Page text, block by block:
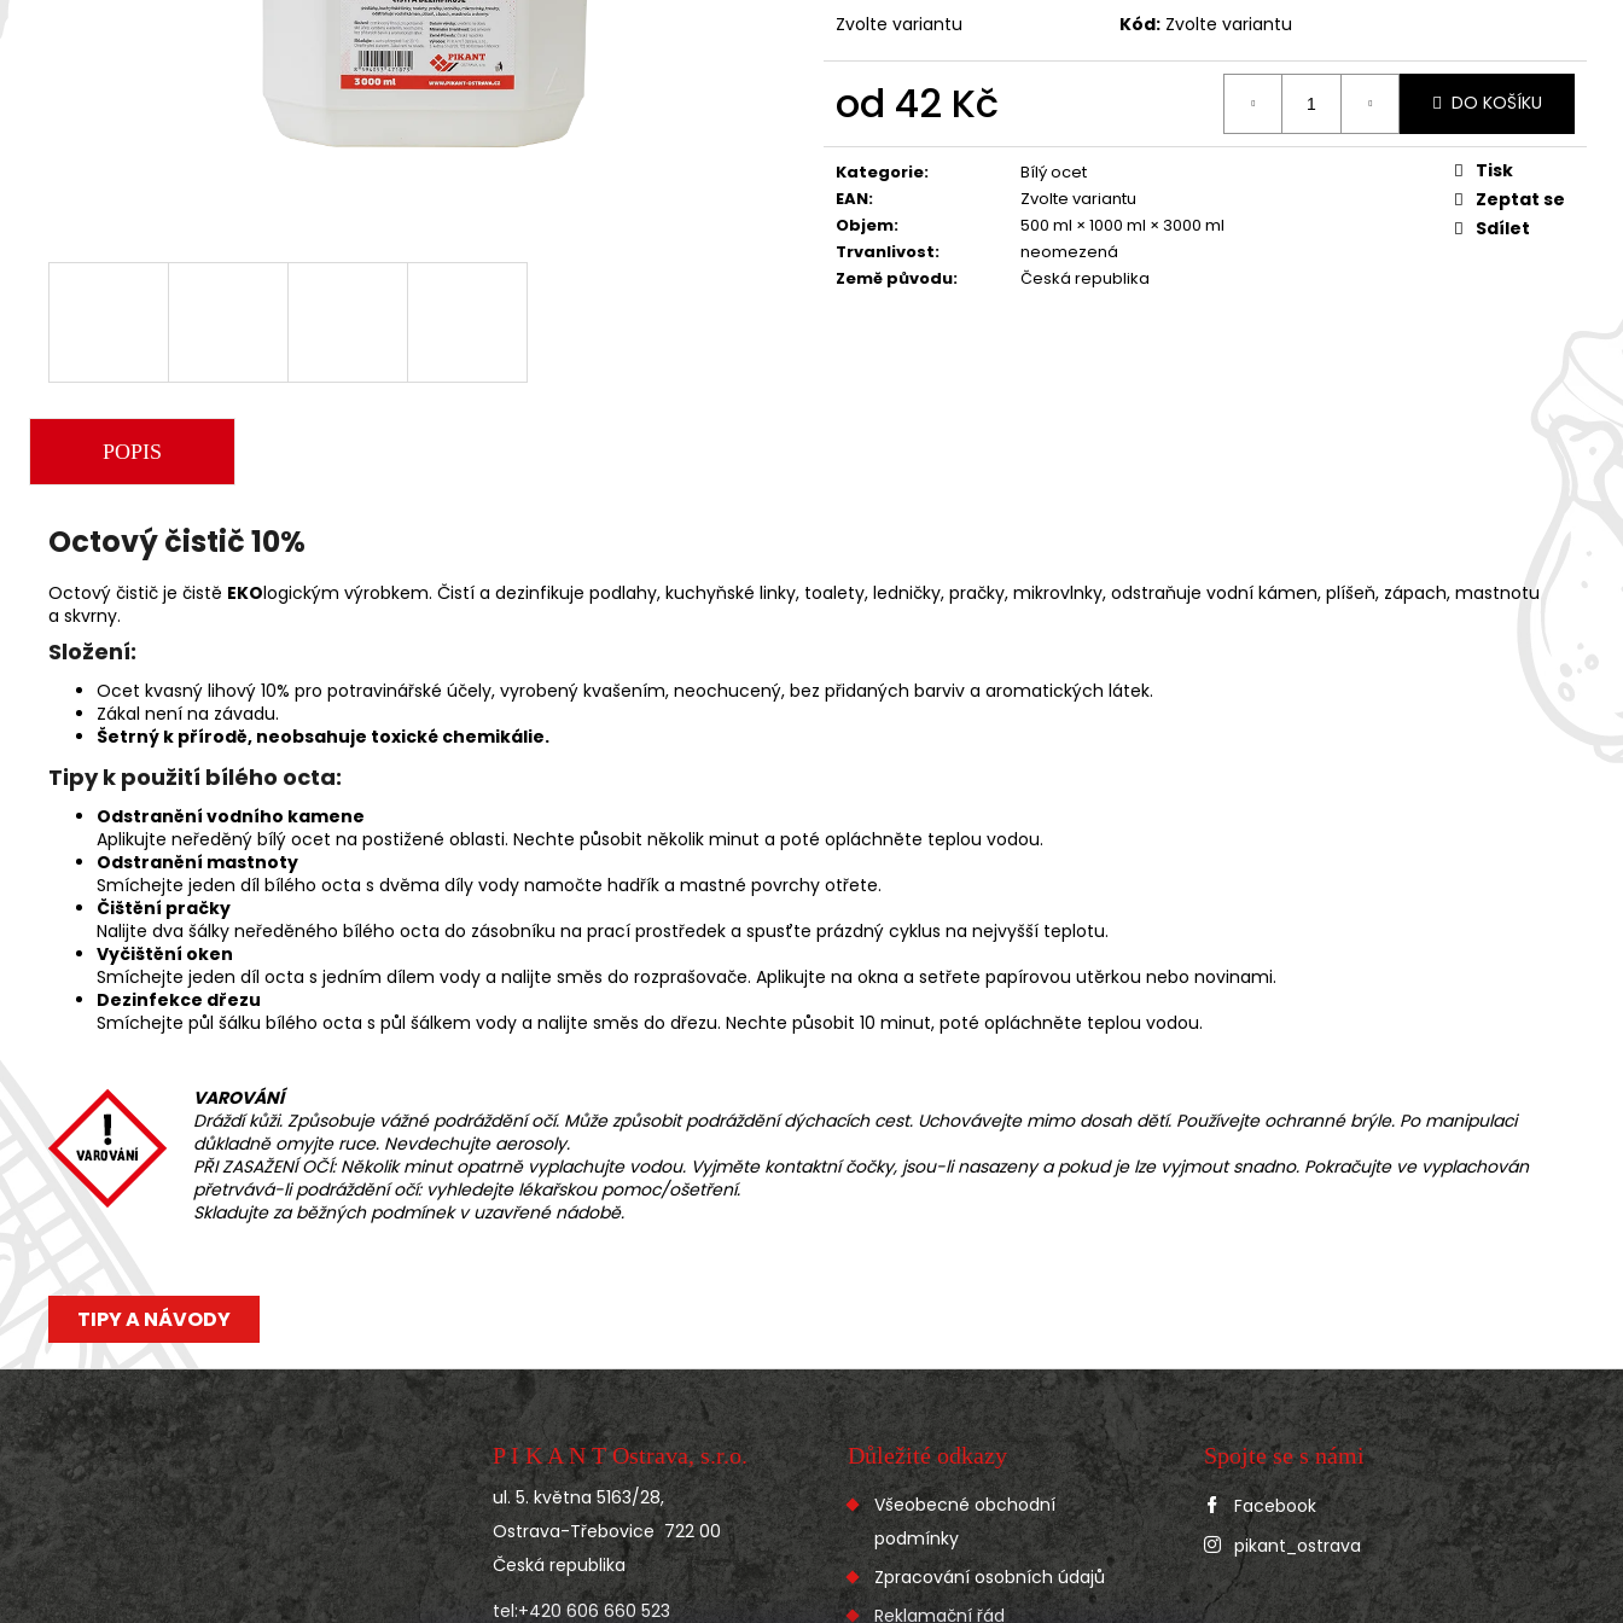
Zvolte variantu Kód: Zvolte variantu
od 42 Kč
cena:
DO KOŠÍKU
Kategorie:
Bílý ocet
EAN:
Zvolte variantu
Objem:
500 ml × 1000 ml × 3000 ml
Trvanlivost:
neomezená
Země původu: Česká republika
Tisk
Zeptat se
Sdílet
POPIS
Octový čistič 10%
Octový čistič je čistě EKOlogickým výrobkem. Čistí a dezinfikuje podlahy, kuchyňské linky, toalety, ledničky, pračky, mikrovlnky, odstraňuje vodní kámen, plíšeň, zápach, mastnotu
a skvrny.
Složení:
Ocet kvasný lihový 10% pro potravinářské účely, vyrobený kvašením, neochucený, bez přidaných barviv a aromatických látek.
Zákal není na závadu.
Šetrný k přírodě, neobsahuje toxické chemikálie.
Tipy k použití bílého octa:
Odstranění vodního kamene
Aplikujte neředěný bílý ocet na postižené oblasti. Nechte působit několik minut a poté opláchněte teplou vodou.
Odstranění mastnoty
Smíchejte jeden díl bílého octa s dvěma díly vody namočte hadřík a mastné povrchy otřete.
Čištění pračky
Nalijte dva šálky neředěného bílého octa do zásobníku na prací prostředek a spusťte prázdný cyklus na nejvyšší teplotu.
Vyčištění oken
Smíchejte jeden díl octa s jedním dílem vody a nalijte směs do rozprašovače. Aplikujte na okna a se­třete papírovou utěrkou nebo novinami.
Dezinfekce dřezu
Smíchejte půl šálku bílého octa s půl šálkem vody a nalijte směs do dřezu. Nechte působit 10 minut, poté opláchněte teplou vodou.
VAROVÁNÍ
Dráždí kůži. Způsobuje vážné podráždění očí. Může způsobit podráždění dýchacích cest. Uchovávejte mimo dosah dětí. Používejte ochranné brýle. Po manipulaci
důkladně omyjte ruce. Nevdechujte aerosoly.
PŘI ZASAŽENÍ OČÍ: Několik minut opatrně vyplachujte vodou. Vyjměte kontaktní čočky, jsou-li nasazeny a pokud je lze vyjmout snadno. Pokračujte ve vyplachován
přetrvává-li podráždění očí: vyhledejte lékařskou pomoc/ošetření.
Skladujte za běžných podmínek v uzavřené nádobě.
TIPY A NÁVODY
Z
á
p
a
t
í
P I K A N T Ostrava, s.r.o.
ul. 5. května 5163/28,
Ostrava-Třebovice 722 00
Česká republika
tel:+420 606 660 523
Důležité odkazy
Všeobecné obchodní
podmínky
Zpracování osobních údajů
Reklamační řád
Spojte se s námi
Facebook
pikant_ostrava